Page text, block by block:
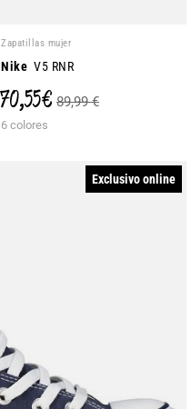
Zapatillas mujer
Nike V5 RNR
70,55 € 89,99 €
6 colores
Exclusivo online